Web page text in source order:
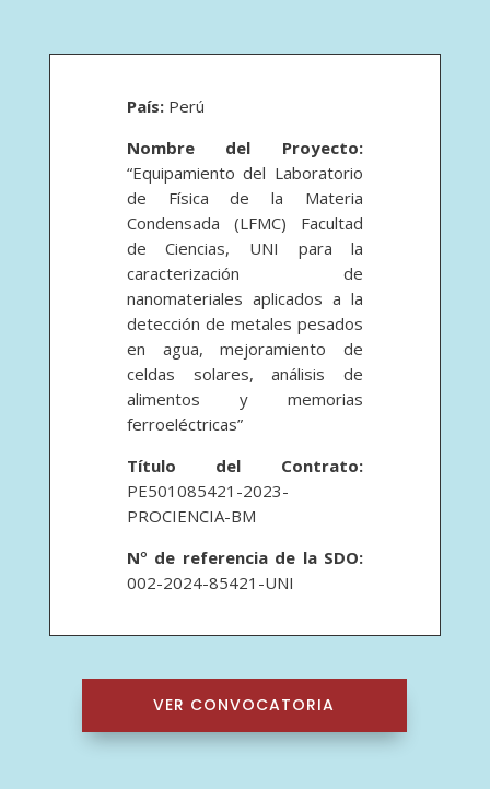
País: Perú
Nombre del Proyecto:
“Equipamiento del Laboratorio
de Física de la Materia
Condensada (LFMC) Facultad
de Ciencias, UNI para la
caracterización de
nanomateriales aplicados a la
detección de metales pesados
en agua, mejoramiento de
celdas solares, análisis de
alimentos y memorias
ferroeléctricas”
Título del Contrato:
PE501085421-2023-
PROCIENCIA-BM
N° de referencia de la SDO:
002-2024-85421-UNI
VER CONVOCATORIA